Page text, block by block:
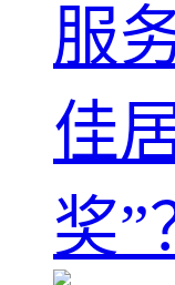
服
佳
奖”